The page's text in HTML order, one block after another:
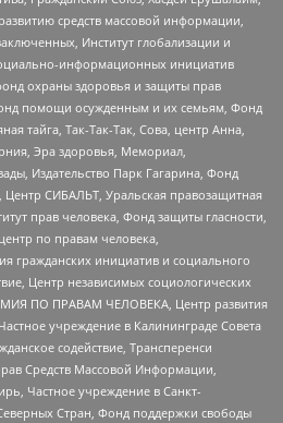
средств массовой информации,
Институт глобализации и
информационных инициатив
охраны здоровья и защиты прав
помощи осужденным и их семьям, Фонд
тайга, Так-Так-Так, Сова, центр Анна,
Эра здоровья, Мемориал,
Издательство Парк Гагарина, Фонд
СИБАЛЬТ, Уральская правозащитная
прав человека, Фонд защиты гласности,
по правам человека,
гражданских инициатив и социального
Центр независимых социологических
ПО ПРАВАМ ЧЕЛОВЕКА, Центр развития
учреждение в Калининграде Совета
содействие, Трансперенси
Средств Массовой Информации,
Частное учреждение в Санкт-
Стран, Фонд поддержки свободы